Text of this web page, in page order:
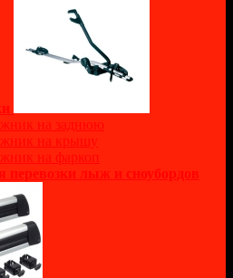
на заднюю
на крышу
на фаркоп
перевозки лыж и сноубордов